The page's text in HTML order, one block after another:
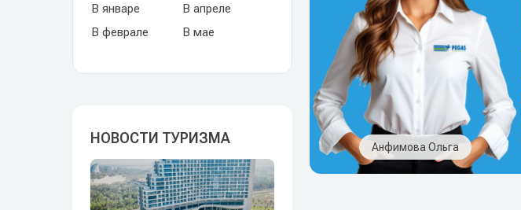
В январе
В феврале
В апреле
В мае
НОВОСТИ ТУРИЗМА
Анфимова Ольга